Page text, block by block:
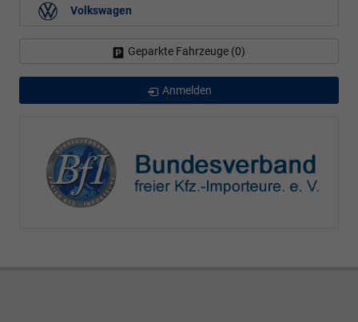
Volkswagen
Geparkte Fahrzeuge (0)
Anmelden